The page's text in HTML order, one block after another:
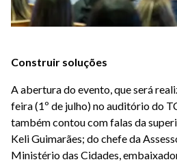
Construir soluções
A abertura do evento, que será
feira (1º de julho) no auditório do
também contou com falas da
Keli Guimarães; do chefe da
Ministério das Cidades,